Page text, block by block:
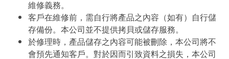
維修義務。
客戶在維修前，需自行將產品之內容（如有）自行儲
存備份。本公司並不提供拷貝或儲存服務。
於修理時，產品儲存之內容可能被刪除，本公司將不
會預先通知客戶。對於因而引致資料之損失，本公司